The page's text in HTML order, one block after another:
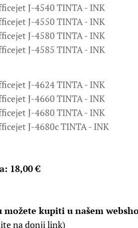
J-4540 TINTA - INK
J-4550 TINTA - INK
J-4580 TINTA - INK
J-4585 TINTA - INK
J-4624 TINTA - INK
J-4660 TINTA - INK
J-4680 TINTA - INK
J-4680c TINTA - INK
18,00 €
možete kupiti u našem
na donji link)